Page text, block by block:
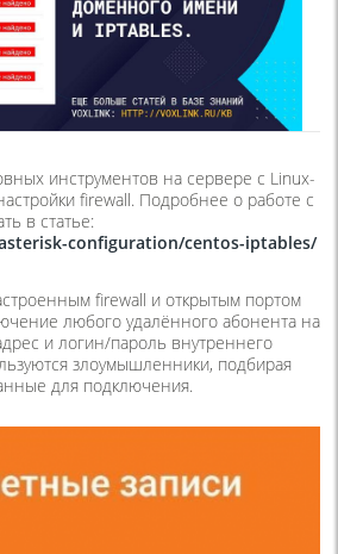
инструментов на сервере с Linux-
firewall. Подробнее о работе с
в статье:
configuration/centos-iptables/
firewall и открытым портом
любого удалённого абонента на
и логин/пароль внутреннего
злоумышленники, подбирая
для подключения.